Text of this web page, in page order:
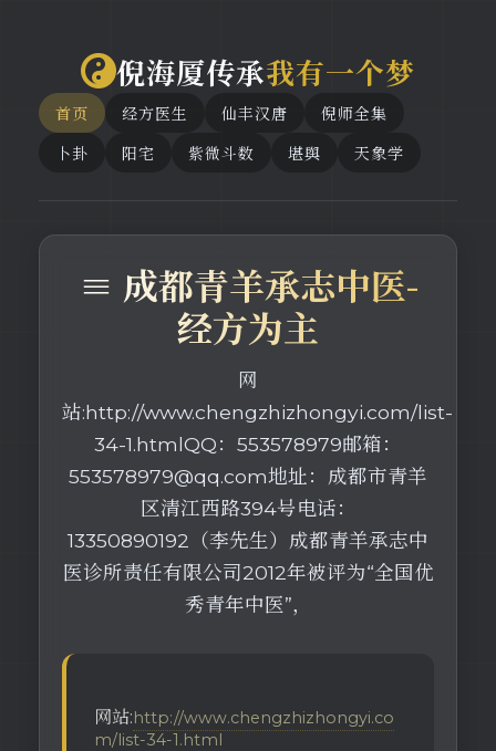
倪海厦传承我有一个梦
首页 经方医生 仙丰汉唐
倪师全集
卜卦
阳宅 紫微斗数 堪舆 天象学
≡ 成都青羊承志中医-
经方为主
网
站:http://www.chengzhizhongyi.com/list-
34-1.htmlQQ：553578979邮箱：
553578979@qq.com地址：成都市青羊
区清江西路394号电话：
13350890192（李先生）成都青羊承志中
医诊所责任有限公司2012年被评为“全国优
秀青年中医”，
网站:http://www.chengzhizhongyi.co
m/list-34-1.html